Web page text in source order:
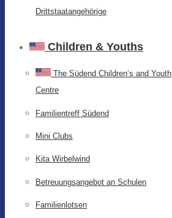
Drittstaatangehörige
Children & Youths
The Südend Children’s and Youth
Centre
Familientreff Südend
Mini Clubs
Kita Wirbelwind
Betreuungsangebot an Schulen
Familienlotsen